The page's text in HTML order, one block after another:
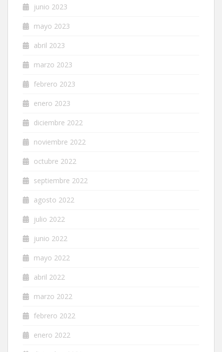
junio 2023
mayo 2023
abril 2023
marzo 2023
febrero 2023
enero 2023
diciembre 2022
noviembre 2022
octubre 2022
septiembre 2022
agosto 2022
julio 2022
junio 2022
mayo 2022
abril 2022
marzo 2022
febrero 2022
enero 2022